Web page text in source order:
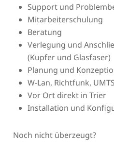
Support und
Mitarbeiterschulung
Beratung
Verlegung und
(Kupfer und Glasfaser)
Planung und
W-Lan, Richtfunk,
Vor Ort direkt in Trier
Installation und
Noch nicht überzeugt?